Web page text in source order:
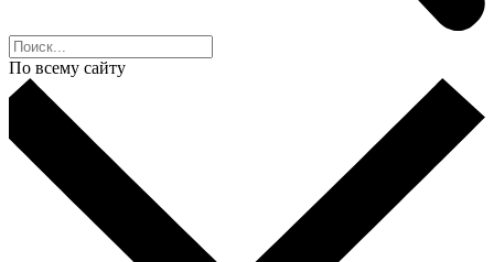
По всему сайту